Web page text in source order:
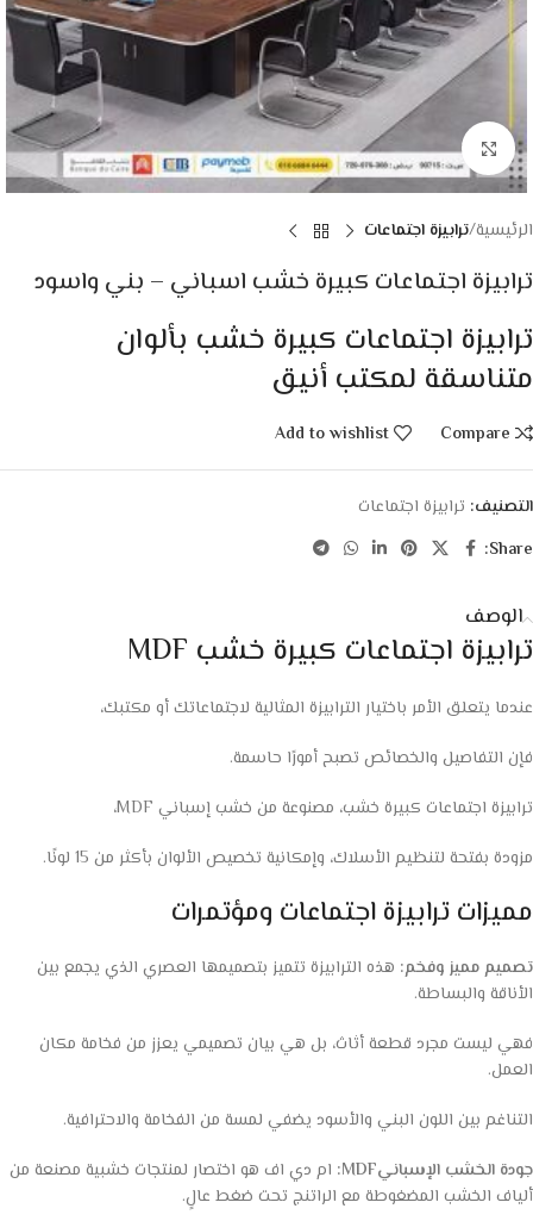
Click to enlarge
الرئيسية ترابيزة اجتماعات
ترابيزة اجتماعات كبيرة خشب اسباني – بني واسود
ترابيزة اجتماعات كبيرة خشب بألوان
متناسقة لمكتب أنيق
Compare
Add to wishlist
التصنيف: ترابيزة اجتماعات
Share:
الوصف
ترابيزة اجتماعات كبيرة خشب MDF
عندما يتعلق الأمر باختيار الترابيزة المثالية لاجتماعاتك أو مكتبك،
فإن التفاصيل والخصائص تصبح أمورًا حاسمة.
ترابيزة اجتماعات كبيرة خشب، مصنوعة من خشب إسباني MDF،
مزودة بفتحة لتنظيم الأسلاك، وإمكانية تخصيص الألوان بأكثر من 15 لونًا.
مميزات ترابيزة اجتماعات ومؤتمرات
تصميم مميز وفخم: هذه الترابيزة تتميز بتصميمها العصري الذي يجمع بين
الأناقة والبساطة.
فهي ليست مجرد قطعة أثاث، بل هي بيان تصميمي يعزز من فخامة مكان
العمل.
التناغم بين اللون البني والأسود يضفي لمسة من الفخامة والاحترافية.
جودة الخشب الإسبانيMDF
: ام دي اف هو اختصار لمنتجات خشبية مصنعة من
ألياف الخشب المضغوطة مع الراتنج تحت ضغط عالٍ.